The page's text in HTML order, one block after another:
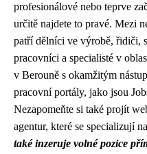
profesionálové nebo teprve
určitě najdete to pravé. Mezi
patří dělníci ve výrobě, řidiči,
pracovníci a specialisté v
v Berouně s okamžitým
pracovní portály, jako jsou
Nezapomeňte si také projít
agentur, které se specializují
také inzeruje volné pozice